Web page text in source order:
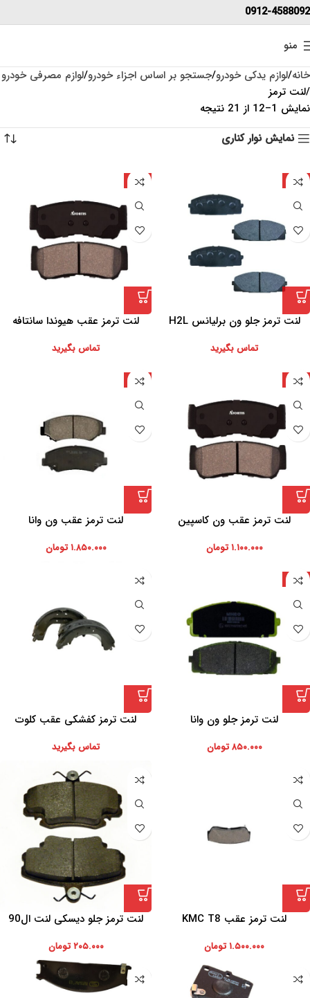
0912-4588092
منو
خانه لوازم یدکی خودرو جستجو بر اساس اجزاء خودرو لوازم مصرفی خودرو
لنت ترمز
نمایش 1–12 از 21 نتیجه
نمایش نوار کناری
چین
لنت ترمز جلو ون برلیانس H2L
تماس بگیرید
چین
لنت ترمز عقب هیوندا سانتافه
تماس بگیرید
چین
لنت ترمز عقب ون کاسپین
۱.۱۰۰.۰۰۰ تومان
ایران
لنت ترمز عقب ون وانا
۱.۸۵۰.۰۰۰ تومان
چین
لنت ترمز جلو ون وانا
۸۵۰.۰۰۰ تومان
لنت ترمز کفشکی عقب کلوت
تماس بگیرید
لنت ترمز عقب KMC T8
۱.۵۰۰.۰۰۰تومان
لنت ترمز جلو دیسکی لنت ال90
۲۰۵.۰۰۰ تومان